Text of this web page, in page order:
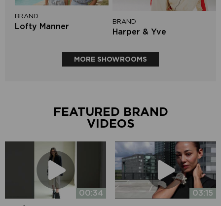
BRAND
Lofty Manner
BRAND
Harper & Yve
MORE SHOWROOMS
FEATURED BRAND
VIDEOS
00:34
03:15